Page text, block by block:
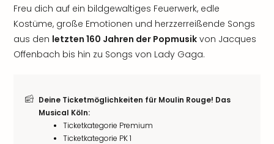
Freu dich auf ein bildgewaltiges Feuerwerk, edle
Kostüme, große Emotionen und herzzerreißende Songs
aus den letzten 160 Jahren der Popmusik von Jacques
Offenbach bis hin zu Songs von Lady Gaga.
Deine Ticketmöglichkeiten für Moulin Rouge! Das
Musical Köln:
Ticketkategorie Premium
Ticketkategorie PK 1